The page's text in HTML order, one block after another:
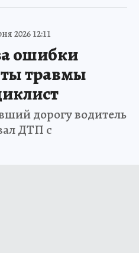
2026 12:11
ошибки
травмы
дорогу водитель
ДТП с